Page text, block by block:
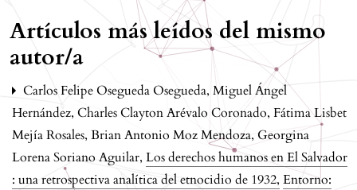
Artículos más leídos del mismo
autor/a
Carlos Felipe Osegueda Osegueda, Miguel Ángel
Hernández, Charles Clayton Arévalo Coronado, Fátima Lisbet
Mejía Rosales, Brian Antonio Moz Mendoza, Georgina
Lorena Soriano Aguilar, Los derechos humanos en El Salvador
: una retrospectiva analítica del etnocidio de 1932, Entorno: